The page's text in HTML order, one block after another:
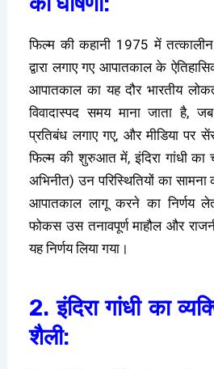
फिल्म की कहानी 1975 में तत्कालीन
द्वारा लगाए गए आपातकाल के
आपातकाल का यह दौर भारतीय
विवादास्पद समय माना जाता है,
प्रतिबंध लगाए गए, और मीडिया पर
फिल्म की शुरुआत में, इंदिरा गांधी का
अभिनीत) उन परिस्थितियों का
आपातकाल लागू करने का निर्णय
फोकस उस तनावपूर्ण माहौल और
यह निर्णय लिया गया।
2. इंदिरा गांधी का
शैली: